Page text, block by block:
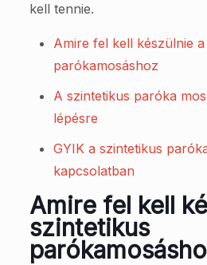
kell tennie.
Amire fel kell készülnie
parókamosáshoz
A szintetikus paróka
lépésre
GYIK a szintetikus
kapcsolatban
Amire fel kell
szintetikus